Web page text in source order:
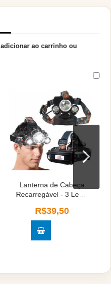
ao carrinho ou
Lanterna de Cabeça
Recarregável - 3 Led's
R$39,50